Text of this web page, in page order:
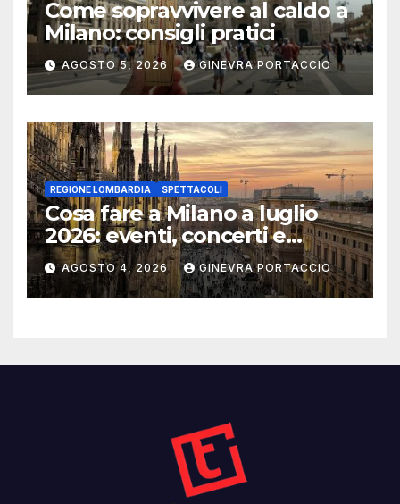
Come sopravvivere al caldo a
Milano: consigli pratici
AGOSTO 5, 2026 GINEVRA PORTACCIO
REGIONE LOMBARDIA SPETTACOLI
Cosa fare a Milano a luglio
2026: eventi, concerti e
mostre
AGOSTO 4, 2026 GINEVRA PORTACCIO